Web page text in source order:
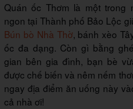
Quán ốc Thơm là một
ngon tại Thành phố Bảo Lộc
Bún bò Nhà Thờ, bánh xèo
ốc đa dạng. Còn gì bằng
gian bên gia đình, bạn bè
được chế biến và nêm nếm
ngay địa điểm ăn uống này
cả nhà ơi!